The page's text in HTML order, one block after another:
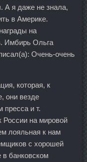
А я даже не знала,
в Америке.
на
Имбирь Ольга
Очень-очень
которая, к
они везде
пресса и т.
России на мировой
лояльная к нам
с хорошей
в банковском